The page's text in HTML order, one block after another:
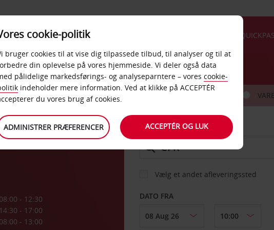
PRODUKTER &
KONTORER
08:00 - 12:30
14:30 - 17:00
08:00 - 13:00
BIL
AFHENT FRA
Vælg et andet afleveringssted
DATO FRA
cookie-politik
bruger cookies til at vise dig tilpassede tilbud, til analyser og til at
din oplevelse på vores hjemmeside. Vi deler også data
pålidelige markedsførings- og analyseparntere – vores cookie-
indeholder mere information. Ved at klikke på ACCEPTÉR
du vores brug af cookies.
ADMINISTRER PRÆFERENCER ACCEPTÉR OG LUK